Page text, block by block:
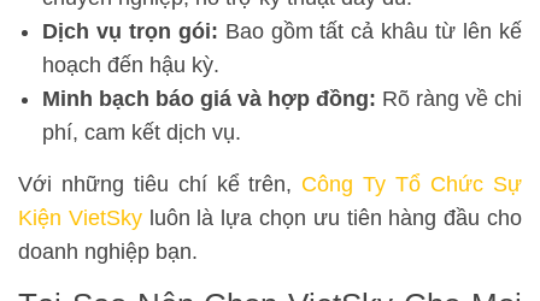
Dịch vụ trọn gói: Bao gồm tất cả khâu từ lên kế
hoạch đến hậu kỳ.
Minh bạch báo giá và hợp đồng: Rõ ràng về chi
phí, cam kết dịch vụ.
Với những tiêu chí kể trên, Công Ty Tổ Chức Sự
Kiện VietSkyluôn là lựa chọn ưu tiên hàng đầu cho
doanh nghiệp bạn.